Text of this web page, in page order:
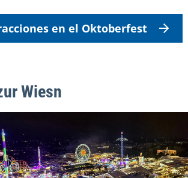
en el Oktoberfest
Wiesn